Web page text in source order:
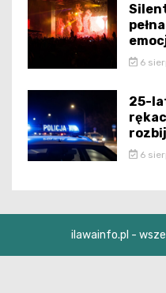
6
25-
6
ilawainfo.pl -